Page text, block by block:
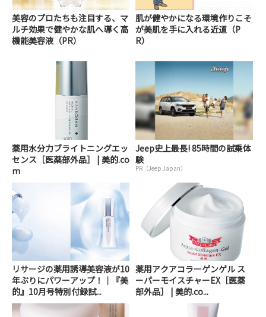
美容のプロたちも注目する、マ
ルチ効果で健やかな肌へ導く高
機能美容液（PR）
肌が健やかになる環境作りこそ
が美肌を手に入れる近道（P
R）
薬用水分力ブライトニングエッ
センス［医薬部外品］ | 美的.co
m
Jeep史上最長! 85時間の試乗体
験
PR（Jeep Japan）
リサージの薬用誘導美容液が10
年ぶりにパワーアップ！｜『美
的』10月号特別付録試...
薬用アクアコラーゲンゲル ス
ーパーモイスチャーEX［医薬
部外品］ | 美的.co...